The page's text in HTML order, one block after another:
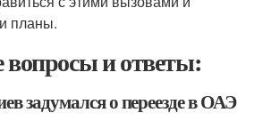
планы.
и ответы:
задумался о переезде в ОАЭ